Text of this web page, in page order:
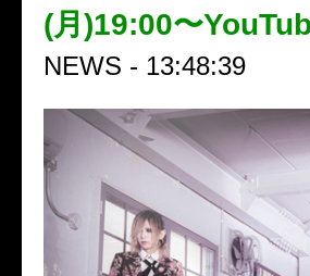
(月)19:00〜
NEWS - 13:48:39